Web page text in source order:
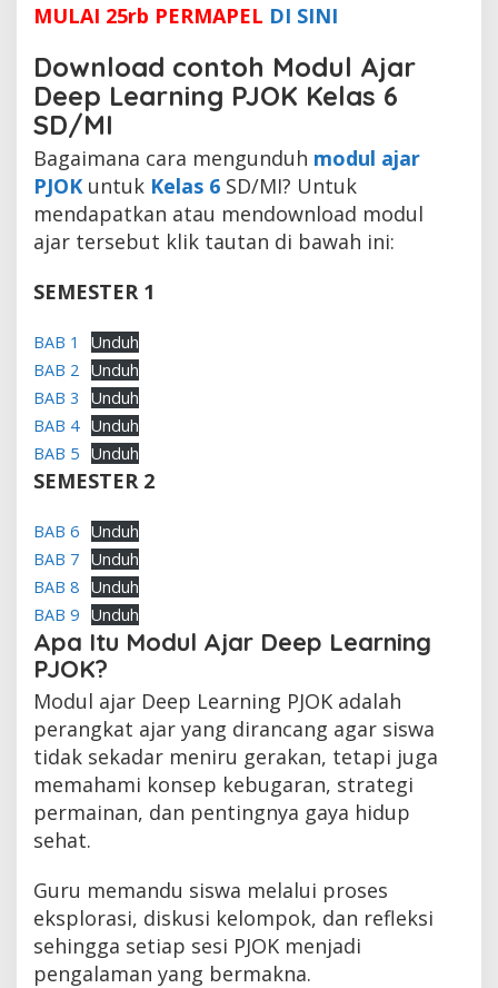
MULAI 25rb PERMAPEL DI SINI
Download contoh Modul Ajar
Deep Learning PJOK Kelas 6
SD/MI
Bagaimana cara mengunduh modul ajar
PJOK untuk Kelas 6 SD/MI? Untuk
mendapatkan atau mendownload modul
ajar tersebut klik tautan di bawah ini:
SEMESTER 1
BAB 1
Unduh
BAB 2 Unduh
BAB 3
Unduh
BAB 4 Unduh
BAB 5 Unduh
SEMESTER 2
BAB 6 Unduh
BAB 7 Unduh
BAB 8 Unduh
BAB 9 Unduh
Apa Itu Modul Ajar Deep Learning
PJOK?
Modul ajar Deep Learning PJOK adalah
perangkat ajar yang dirancang agar siswa
tidak sekadar meniru gerakan, tetapi juga
memahami konsep kebugaran, strategi
permainan, dan pentingnya gaya hidup
sehat.
Guru memandu siswa melalui proses
eksplorasi, diskusi kelompok, dan refleksi
sehingga setiap sesi PJOK menjadi
pengalaman yang bermakna.